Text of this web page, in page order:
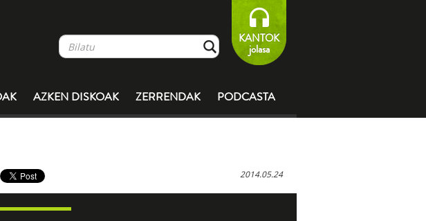
KANTOK
jolasa
AZKEN DISKOAK ZERRENDAK PODCASTA
2014.05.24